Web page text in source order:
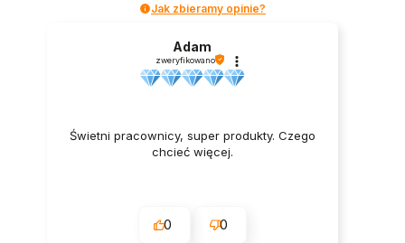
Jak zbieramy opinie?
Adam
zweryfikowano
Świetni pracownicy, super produkty. Czego
chcieć więcej.
0 0